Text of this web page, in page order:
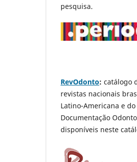
pesquisa.
RevOdonto: catálogo
revistas nacionais
Latino-Americana e
Documentação
disponíveis neste